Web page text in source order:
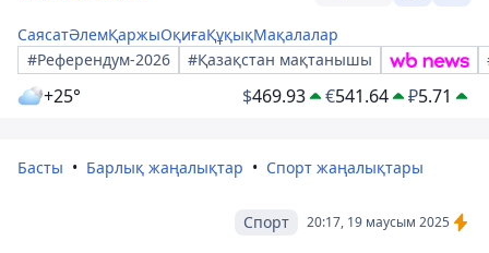
СаясатӘлемҚаржыОқиғаҚұқықМақалалар
#Референдум-2026
#Қазақстан мақтанышы
+25° $469.93 €541.64 ₽5.71
Басты Барлық жаңалықтар Спорт жаңалықтары
20:17, 19 маусым 2025
Спорт